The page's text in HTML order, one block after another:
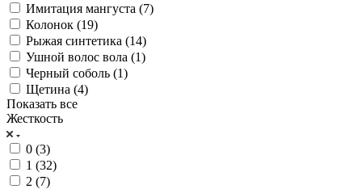
Имитация мангуста (7)
Колонок (19)
Рыжая синтетика (14)
Ушной волос вола (1)
Черный соболь (1)
Щетина (4)
Показать все
Жесткость
0 (3)
1 (32)
2 (7)